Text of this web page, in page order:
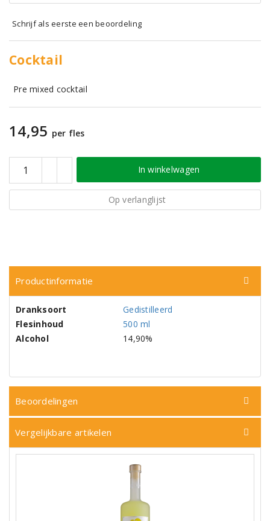
Schrijf als eerste een beoordeling
Cocktail
Pre mixed cocktail
14,95 per fles
In winkelwagen
Op verlanglijst
Productinformatie
Dranksoort
Gedistilleerd
Flesinhoud
500 ml
Alcohol
14,90%
Beoordelingen
Vergelijkbare artikelen